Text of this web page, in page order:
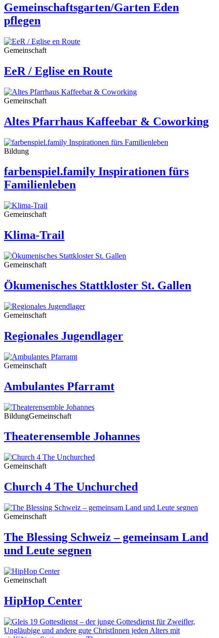
Gemeinschaftsgarten/Garten Eden
pflegen
Gemeinschaft
EeR / Eglise en Route
Gemeinschaft
Altes Pfarrhaus Kaffeebar & Coworking
Bildung
farbenspiel.family Inspirationen fürs
Familienleben
Gemeinschaft
Klima-Trail
Gemeinschaft
Ökumenisches Stattkloster St. Gallen
Gemeinschaft
Regionales Jugendlager
Gemeinschaft
Ambulantes Pfarramt
BildungGemeinschaft
Theaterensemble Johannes
Gemeinschaft
Church 4 The Unchurched
Gemeinschaft
The Blessing Schweiz – gemeinsam Land
und Leute segnen
Gemeinschaft
HipHop Center